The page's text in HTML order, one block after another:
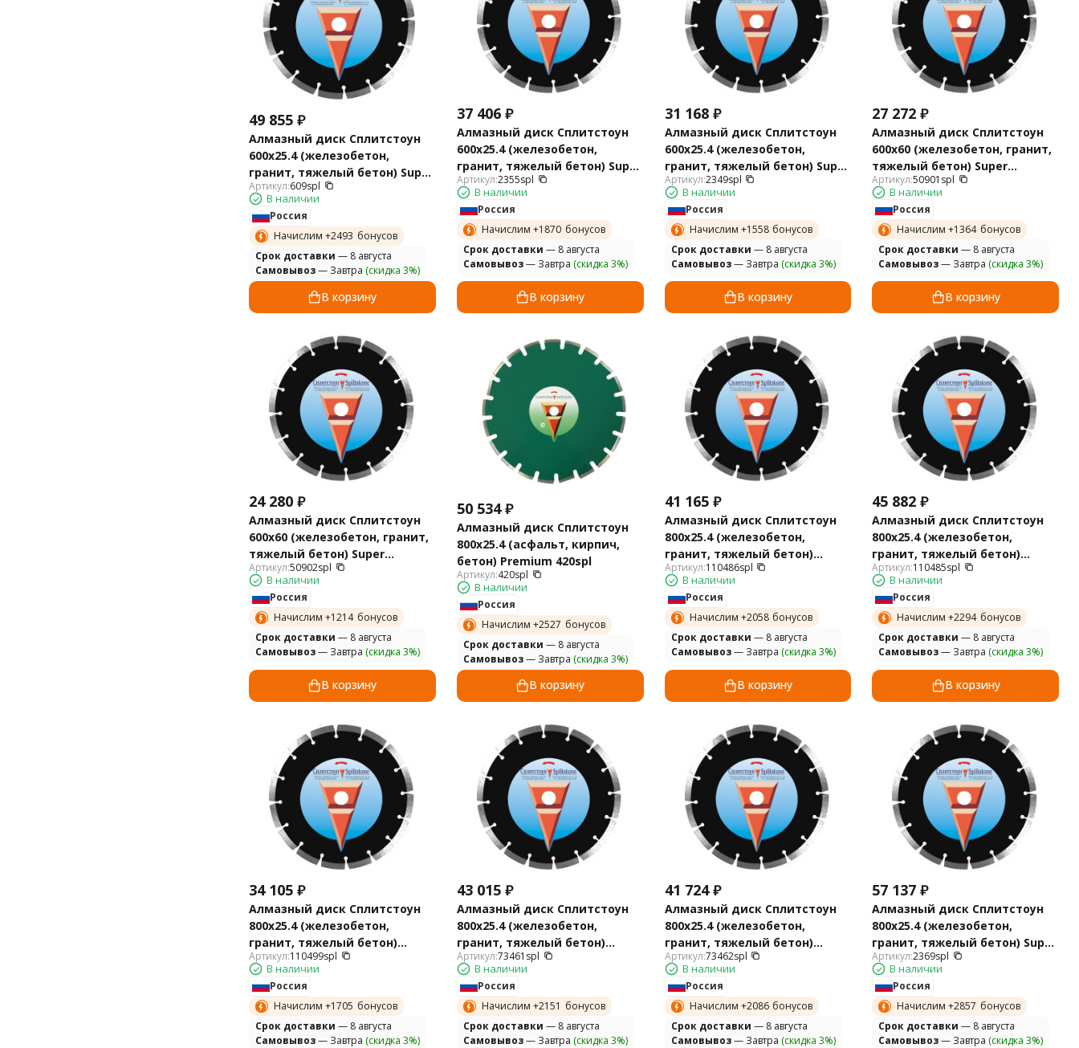
49 855 ₽
Алмазный диск Сплитстоун
600х25.4 (железобетон,
гранит, тяжелый бетон) Super
609spl
Артикул:609spl
В наличии
Россия
Начислим +2493 бонусов
Cрок доставки — 8 августа
Самовывоз— Завтра (скидка 3%)
В корзину
37 406 ₽
Алмазный диск Сплитстоун
600х25.4 (железобетон,
гранит, тяжелый бетон) Super
2355spl
Артикул:2355spl
В наличии
Россия
Начислим +1870 бонусов
Cрок доставки — 8 августа
Самовывоз— Завтра (скидка 3%)
В корзину
31 168 ₽
Алмазный диск Сплитстоун
600х25.4 (железобетон,
гранит, тяжелый бетон) Super
2349spl
Артикул:2349spl
В наличии
Россия
Начислим +1558 бонусов
Cрок доставки — 8 августа
Самовывоз— Завтра (скидка 3%)
В корзину
27 272 ₽
Алмазный диск Сплитстоун
600х60 (железобетон, гранит,
тяжелый бетон) Super
50901spl
Артикул:50901spl
В наличии
Россия
Начислим +1364 бонусов
Cрок доставки — 8 августа
Самовывоз— Завтра (скидка 3%)
В корзину
24 280 ₽
Алмазный диск Сплитстоун
600х60 (железобетон, гранит,
тяжелый бетон) Super
50902spl
Артикул:50902spl
В наличии
Россия
Начислим +1214 бонусов
Cрок доставки — 8 августа
Самовывоз— Завтра (скидка 3%)
В корзину
50 534 ₽
Алмазный диск Сплитстоун
800х25.4 (асфальт, кирпич,
бетон) Premium 420spl
Артикул:420spl
В наличии
Россия
Начислим +2527 бонусов
Cрок доставки — 8 августа
Самовывоз— Завтра (скидка 3%)
В корзину
41 165 ₽
Алмазный диск Сплитстоун
800х25.4 (железобетон,
гранит, тяжелый бетон)
Standart 110486spl
Артикул:110486spl
В наличии
Россия
Начислим +2058 бонусов
Cрок доставки — 8 августа
Самовывоз— Завтра (скидка 3%)
В корзину
45 882 ₽
Алмазный диск Сплитстоун
800х25.4 (железобетон,
гранит, тяжелый бетон)
Standart 110485spl
Артикул:110485spl
В наличии
Россия
Начислим +2294 бонусов
Cрок доставки — 8 августа
Самовывоз— Завтра (скидка 3%)
В корзину
34 105 ₽
Алмазный диск Сплитстоун
800х25.4 (железобетон,
гранит, тяжелый бетон)
Standart 110499spl
Артикул:110499spl
В наличии
Россия
Начислим +1705 бонусов
Cрок доставки — 8 августа
Самовывоз— Завтра (скидка 3%)
43 015 ₽
Алмазный диск Сплитстоун
800х25.4 (железобетон,
гранит, тяжелый бетон)
Premium 73461spl
Артикул:73461spl
В наличии
Россия
Начислим +2151 бонусов
Cрок доставки — 8 августа
Самовывоз— Завтра (скидка 3%)
41 724 ₽
Алмазный диск Сплитстоун
800х25.4 (железобетон,
гранит, тяжелый бетон)
Premium 73462spl
Артикул:73462spl
В наличии
Россия
Начислим +2086 бонусов
Cрок доставки — 8 августа
Самовывоз— Завтра (скидка 3%)
57 137 ₽
Алмазный диск Сплитстоун
800х25.4 (железобетон,
гранит, тяжелый бетон) Super
2369spl
Артикул:2369spl
В наличии
Россия
Начислим +2857 бонусов
Cрок доставки — 8 августа
Самовывоз— Завтра (скидка 3%)